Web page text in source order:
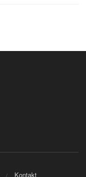
Kontakt